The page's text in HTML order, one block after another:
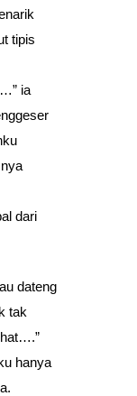
tipis
ia
dari
dateng
tak
hanya